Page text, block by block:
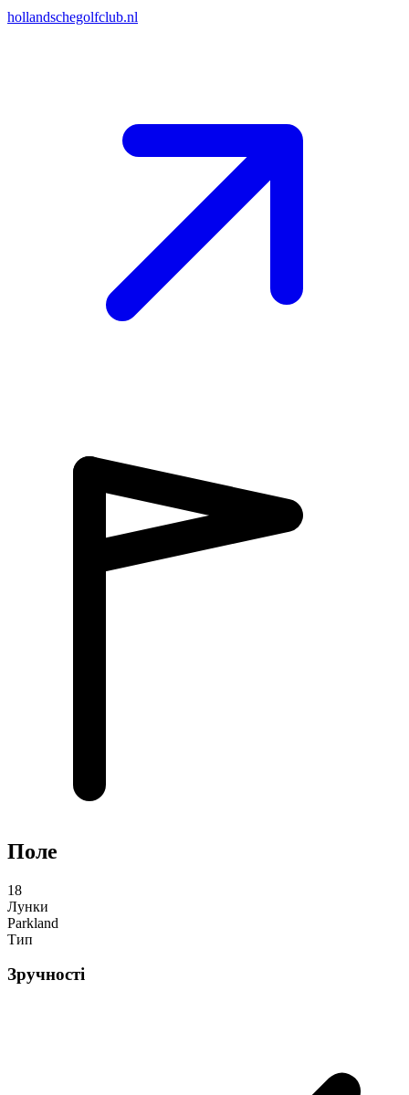
hollandschegolfclub.nl
Поле
18
Лунки
Parkland
Тип
Зручності